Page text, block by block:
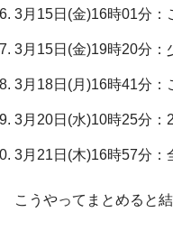
3月15日(金)16時01分：
3月15日(金)19時20分：
3月18日(月)16時41分：
3月20日(水)10時25分：
3月21日(木)16時57分：
こうやってまとめると